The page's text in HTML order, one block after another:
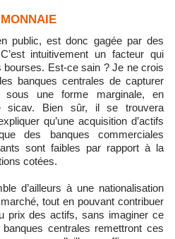
intuitivement un facteur qui
Est-ce sain ? Je ne crois
banques centrales de capturer
sous une forme marginale, en
sicav. Bien sûr, il se trouvera
qu’une acquisition d’actifs
des banques commerciales
sont faibles par rapport à la
cotées.
d’ailleurs à une nationalisation
tout en pouvant contribuer
prix des actifs, sans imaginer ce
centrales remettront ces